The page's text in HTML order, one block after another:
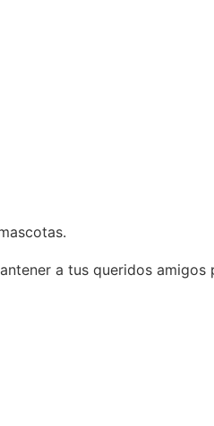
a tus queridos amigos